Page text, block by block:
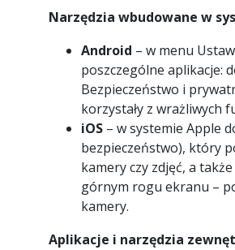
Narzędzia wbudowane w
Android – w menu
poszczególne aplikacje:
Bezpieczeństwo i
korzystały z wrażliwych
iOS– w systemie Apple
bezpieczeństwo), który
kamery czy zdjęć, a
górnym rogu ekranu –
kamery.
Aplikacje i narzędzia